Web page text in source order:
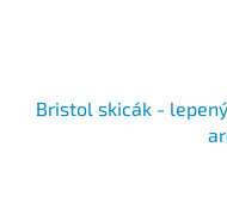
Bristol skicák -